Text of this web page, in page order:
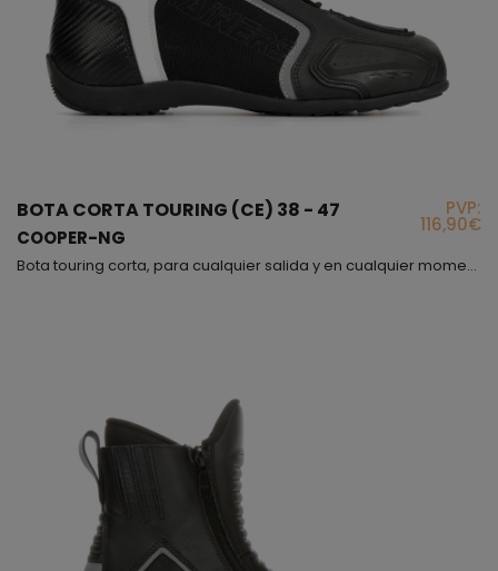
BOTA CORTA TOURING (CE) 38 - 47
COOPER-NG
PVP:
116,90€
Bota touring corta, para cualquier salida y en cualquier momento!, es una bota muy ponible que siempre debemos tener en casa, además de ello es un producto con el que vas protegido y por si fuera poco también es muy cómodo!. El modelo Cooper se cierra mediante cremallera y velcro pero además puedes ajustártelo a tu gusto o necesidad mediante los cordones. El interior va forrado con forro 3D que evitará la sudoración del pie en exceso. Hemos puesto protecciones en tobi...